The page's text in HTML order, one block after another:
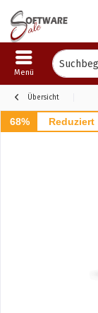
Menü
Übersicht
68% Reduziert